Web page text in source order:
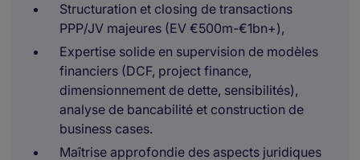
Structuration et closing de transactions
PPP/JV majeures (EV €500m-€1bn+),
Expertise solide en supervision de modèles
financiers (DCF, project finance,
dimensionnement de dette, sensibilités),
analyse de bancabilité et construction de
business cases.
Maîtrise approfondie des aspects juridiques